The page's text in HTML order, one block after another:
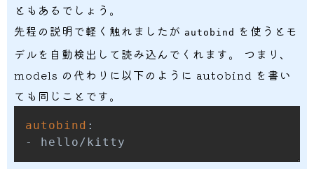
ともあるでしょう。
先程の説明で軽く触れましたが autobind
を使うとモ
デルを自動検出して読み込んでくれます。 つまり、
models の代わりに以下のように autobind を書い
ても同じことです。
autobind :
-
hello/kitty